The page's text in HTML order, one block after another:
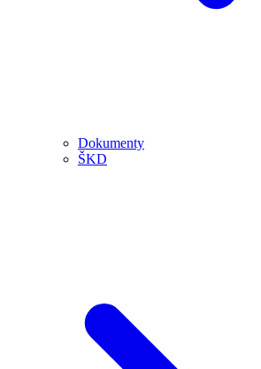
Dokumenty
ŠKD